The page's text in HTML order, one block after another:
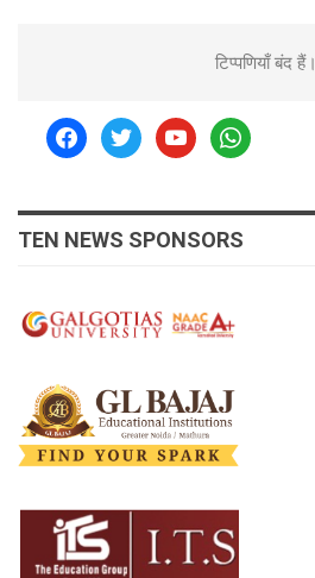
टिप्पणियाँ बंद हैं।
facebooktwitteryoutubewhatsapp
TEN NEWS SPONSORS